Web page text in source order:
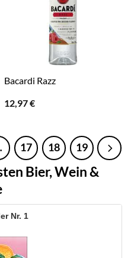
Bacardi Razz
12,97€
17 18 19
Bier, Wein &
1